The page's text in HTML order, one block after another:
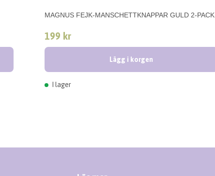
MAGNUS FEJK-MANSCHETTKNAPPAR GULD 2-PACK
199 kr
Lägg i korgen
I lager